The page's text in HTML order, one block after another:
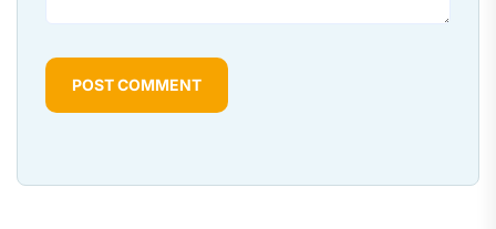
POST COMMENT